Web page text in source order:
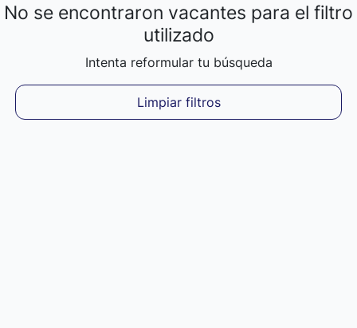
Cargando resultados...
No se encontraron vacantes para el filtro
utilizado
Intenta reformular tu búsqueda
Limpiar filtros